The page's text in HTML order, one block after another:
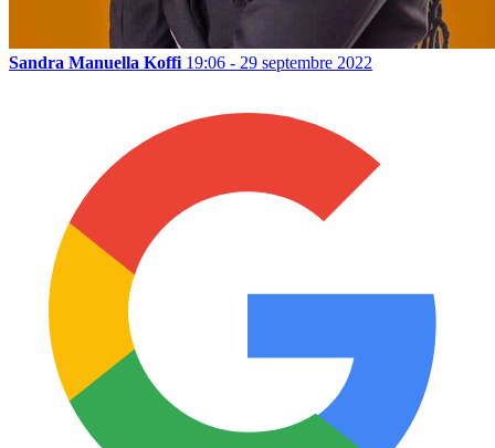
Sandra Manuella Koffi 19:06 - 29 septembre 2022